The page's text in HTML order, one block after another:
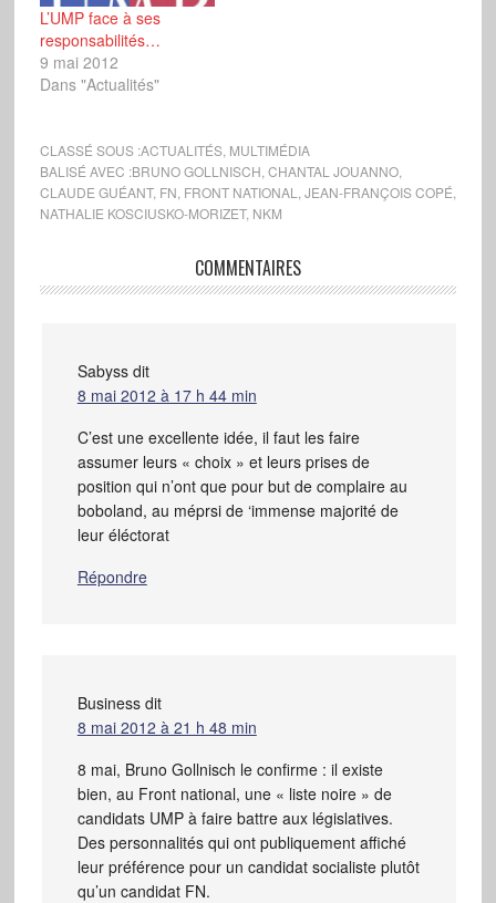
L’UMP face à ses
responsabilités…
9 mai 2012
Dans "Actualités"
CLASSÉ SOUS :ACTUALITÉS, MULTIMÉDIA
BALISÉ AVEC :BRUNO GOLLNISCH CHANTAL JOUANNO,
CLAUDE GUÉANT, FN FRONT NATIONAL JEAN-FRANÇOIS COPÉ
NATHALIE KOSCIUSKO-MORIZET, NKM
COMMENTAIRES
Sabyss dit
8 mai 2012 à 17 h 44 min
C’est une excellente idée, il faut les faire
assumer leurs « choix » et leurs prises de
position qui n’ont que pour but de complaire au
boboland, au méprsi de ‘immense majorité de
leur éléctorat
Répondre
Business dit
8 mai 2012 à 21 h 48 min
8 mai, Bruno Gollnisch le confirme : il existe
bien, au Front national, une « liste noire » de
candidats UMP à faire battre aux législatives.
Des personnalités qui ont publiquement affiché
leur préférence pour un candidat socialiste plutôt
qu’un candidat FN.